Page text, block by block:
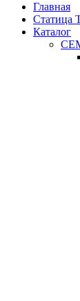
Главная
Статица
Каталог